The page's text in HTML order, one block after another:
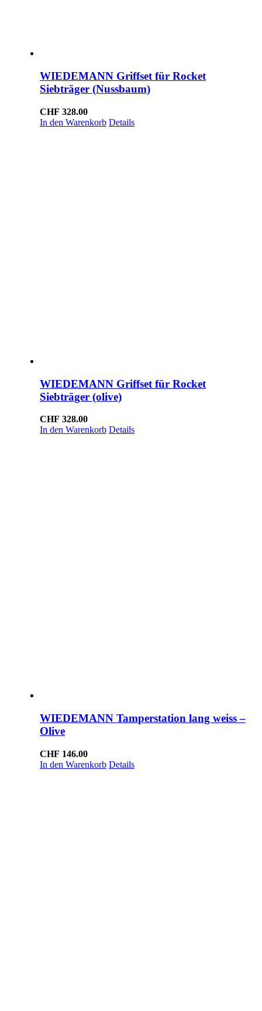
WIEDEMANN Griffset für Rocket
Siebträger (Nussbaum)
CHF 328.00
In den Warenkorb Details
WIEDEMANN Griffset für Rocket
Siebträger (olive)
CHF 328.00
In den Warenkorb Details
WIEDEMANN Tamperstation lang weiss –
Olive
CHF 146.00
In den Warenkorb Details